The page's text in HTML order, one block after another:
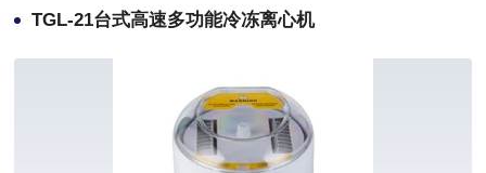
TGL-21台式高速多功能冷冻离心机